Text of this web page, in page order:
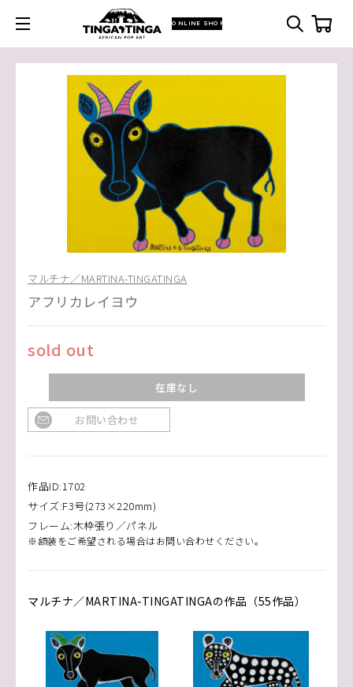
ONLINE SHOP
マルチナ／MARTINA-TINGATINGA
アフリカレイヨウ
sold out
在庫なし
お問い合わせ
作品ID:1702
サイズ:F3号(273×220mm)
フレーム:木枠張り／パネル
※額装をご希望される場合はお問い合わせください。
マルチナ／MARTINA-TINGATINGAの作品（55作品）